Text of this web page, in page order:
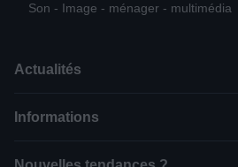
Son - Image - ménager - multimédia
Actualités
Informations